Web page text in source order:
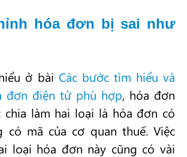
hóa đơn bị sai như
ở bài Các bước tìm hiểu và
đơn điện tử phù hợp, hóa đơn
làm hai loại là hóa đơn có
có mã của cơ quan thuế. Việc
loại hóa đơn này cũng có vài